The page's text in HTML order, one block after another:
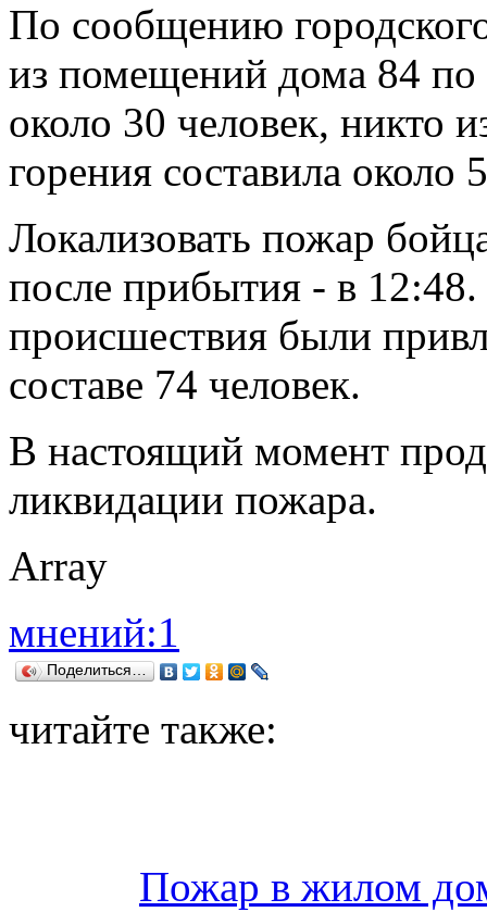
По сообщению
из помещений дома 84
около 30 человек, никто
горения составила около
Локализовать пожар
после прибытия - в
происшествия были
составе 74 человек.
В настоящий момент
ликвидации пожара.
Array
мнений:1
Поделиться…
читайте также:
Пожар в жилом